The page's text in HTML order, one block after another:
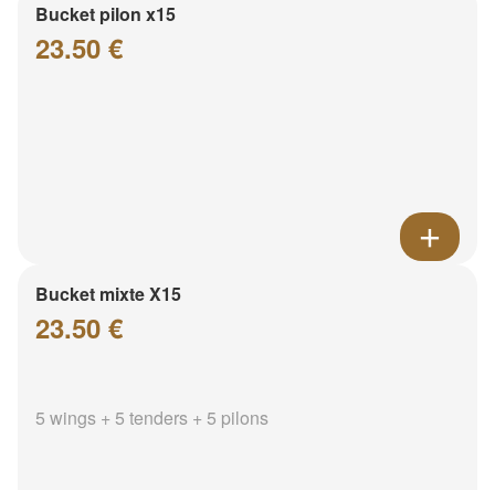
Bucket pilon x15
23.50 €
Bucket mixte X15
23.50 €
5 wings + 5 tenders + 5 pilons